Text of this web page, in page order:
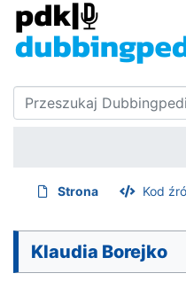
Strona Kod
Klaudia Borejko